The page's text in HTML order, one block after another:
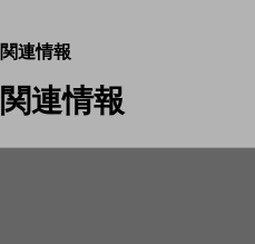
関連情報
関連情報